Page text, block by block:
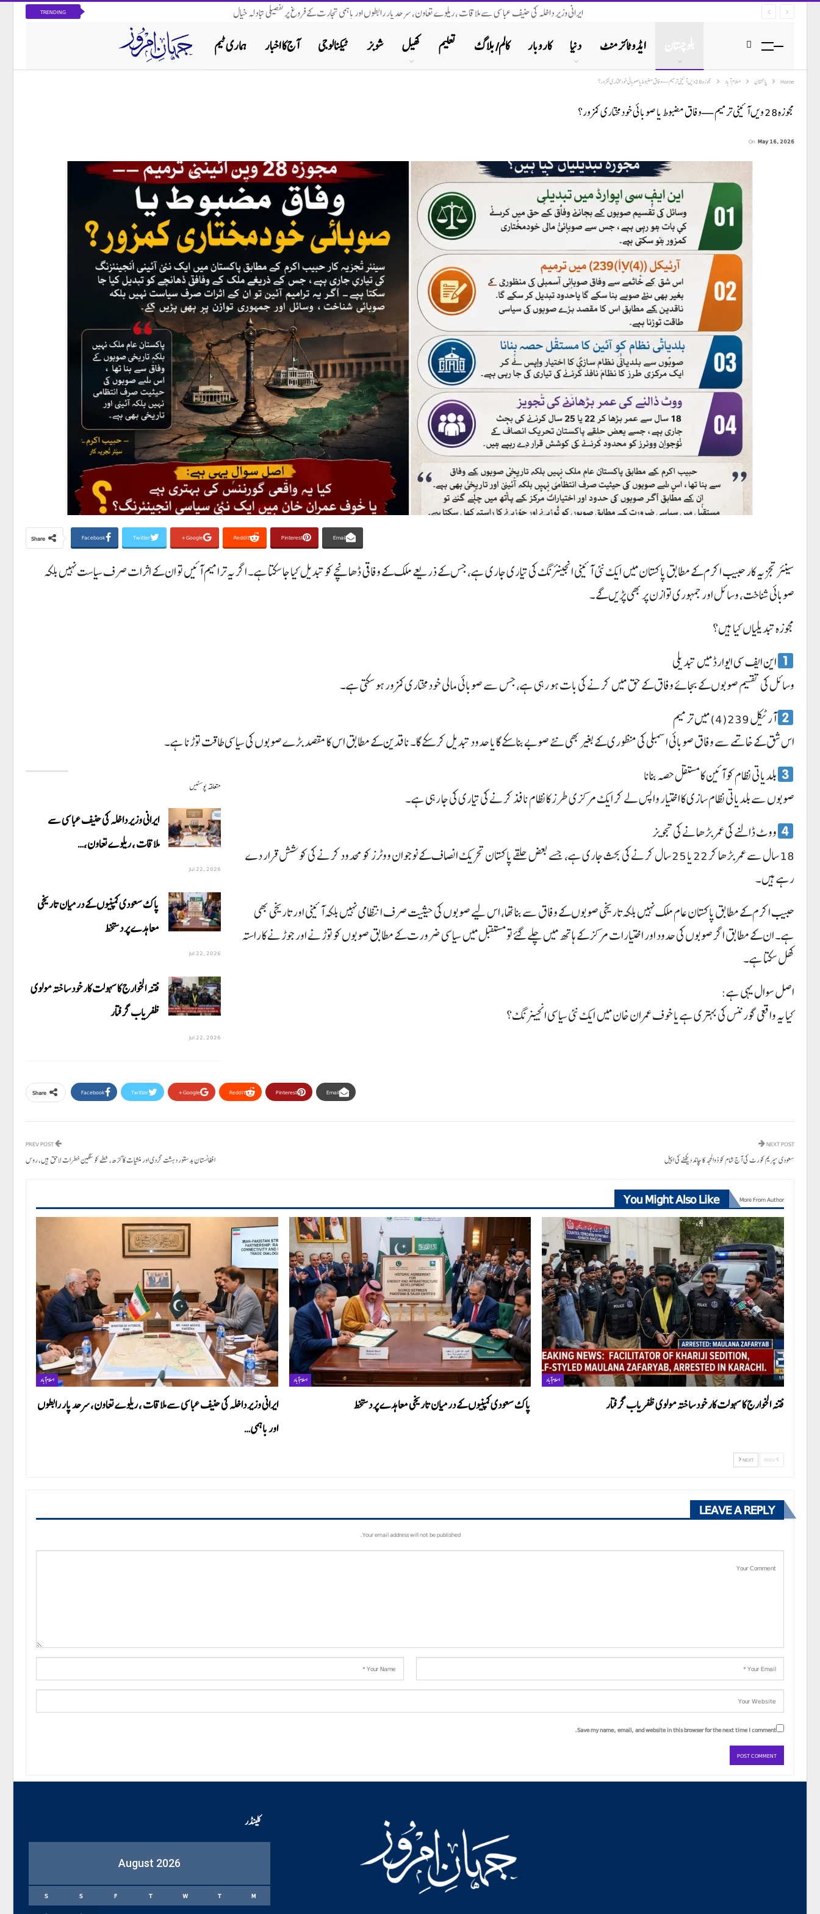
TRENDING ایرانی وزیر داخلہ کی حنیف عباسی سے ملاقات ، ریلوے تعاون، سرحد پار رابطوں اور باہمی تجارت کے فروغ پر تفصیلی تبادلہ خیال
ہماری ٹیم آج کا اخبار ٹیکنالوجی شوبز کھیل تعلیم کالم/ بلاگ کاروبار دنیا ایڈوٹائزمنٹ
Home پاکستان اسلام آباد مجوزہ 28 ویں آئینی ترمیم — وفاق مضبوط یا صوبائی خودمختاری کمزور؟
مجوزہ 28 ویں آئینی ترمیم — وفاق مضبوط یا صوبائی خودمختاری کمزور؟
On May 16, 2026
Share Facebook Twitter Google+ ReddIt Pinterest Email
سینئر تجزیہ کار حبیب اکرم کے مطابق پاکستان میں ایک نئی آئینی انجینئرنگ کی تیاری جاری ہے، جس کے ذریعے ملک کے وفاقی ڈھانچے کو تبدیل کیا جا سکتا ہے۔ اگر یہ ترامیم آئیں تو ان کے اثرات صرف سیاست نہیں بلکہ
صوبائی شناخت، وسائل اور جمہوری توازن پر بھی پڑیں گے۔
مجوزہ تبدیلیاں کیا ہیں؟
این ایف سی ایوارڈ میں تبدیلی
وسائل کی تقسیم صوبوں کے بجائے وفاق کے حق میں کرنے کی بات ہو رہی ہے، جس سے صوبائی مالی خودمختاری کمزور ہو سکتی ہے۔
آرٹیکل 239(4) میں ترمیم
اس شق کے خاتمے سے وفاق صوبائی اسمبلی کی منظوری کے بغیر بھی نئے صوبے بنا سکے گا یا حدود تبدیل کر سکے گا۔ ناقدین کے مطابق اس کا مقصد بڑے صوبوں کی سیاسی طاقت توڑنا ہے۔
متعلقہ پوسٹیں
ایرانی وزیر داخلہ کی حنیف عباسی سے
ملاقات ، ریلوے تعاون،…
Jul 22, 2026
پاک سعودی کمپنیوں کے درمیان تاریخی
معاہدے پر دستخط
Jul 22, 2026
فتنہ الخوارج کا سہولت کار خود ساختہ مولوی
ظفریاب گرفتار
Jul 22, 2026
بلدیاتی نظام کو آئین کا مستقل حصہ بنانا
صوبوں سے بلدیاتی نظام سازی کا اختیار واپس لے کر ایک مرکزی طرز کا نظام نافذ کرنے کی تیاری کی جا رہی ہے۔
ووٹ ڈالنے کی عمر بڑھانے کی تجویز
18 سال سے عمر بڑھا کر 22 یا 25 سال کرنے کی بحث جاری ہے، جسے بعض حلقے پاکستان تحریک انصاف کے نوجوان ووٹرز کو محدود کرنے کی کوشش قرار دے
رہے ہیں۔
حبیب اکرم کے مطابق پاکستان عام ملک نہیں بلکہ تاریخی صوبوں کے وفاق سے بنا تھا، اس لیے صوبوں کی حیثیت صرف انتظامی نہیں بلکہ آئینی اور تاریخی بھی
ہے۔ ان کے مطابق اگر صوبوں کی حدود اور اختیارات مرکز کے ہاتھ میں چلے گئے تو مستقبل میں سیاسی ضرورت کے مطابق صوبوں کو توڑنے اور جوڑنے کا راستہ
کھل سکتا ہے۔
اصل سوال یہی ہے:
کیا یہ واقعی گورننس کی بہتری ہے یا خوف عمران خان میں ایک نئی سیاسی انجینر نگ؟
Share Facebook Twitter Google+ ReddIt Pinterest Email
افغانستان بدستور دہشت گردی اور منشیات کا گڑھ، خطے کو سنگین خطرات لاحق ہیں، روس
NEXT POST
سعودی سپریم کورٹ کی آج شام کو ذوالحجہ کا چاند دیکھنے کی اپیل
You Might Also Like More From Author
اسلام آباد
ایرانی وزیر داخلہ کی حنیف عباسی سے ملاقات ، ریلوے تعاون، سرحد پار رابطوں
اور باہمی…
اسلام آباد
پاک سعودی کمپنیوں کے درمیان تاریخی معاہدے پر دستخط
اسلام آباد
فتنہ الخوارج کا سہولت کار خود ساختہ مولوی ظفریاب گرفتار
NEXT
LEAVE A REPLY
Your email address will not be published.
Save my name, email, and website in this browser for the next time I comment.
کلینڈر
August 2026
M
T
W
T
F
S
S